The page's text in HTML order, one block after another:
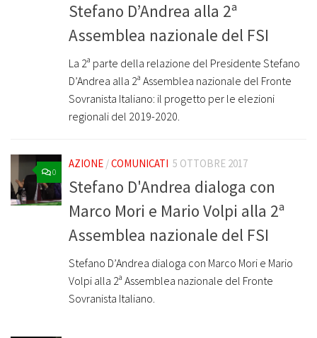
Stefano D’Andrea alla 2ª
Assemblea nazionale del FSI
La 2ª parte della relazione del Presidente Stefano
D’Andrea alla 2ª Assemblea nazionale del Fronte
Sovranista Italiano: il progetto per le elezioni
regionali del 2019-2020.
0
AZIONE /COMUNICATI 5 OTTOBRE 2017
Stefano D'Andrea dialoga con
Marco Mori e Mario Volpi alla 2ª
Assemblea nazionale del FSI
Stefano D’Andrea dialoga con Marco Mori e Mario
Volpi alla 2ª Assemblea nazionale del Fronte
Sovranista Italiano.